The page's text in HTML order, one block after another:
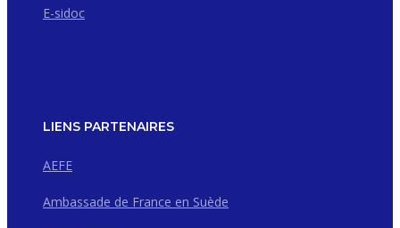
E-sidoc
LIENS PARTENAIRES
AEFE
Ambassade de France en Suède